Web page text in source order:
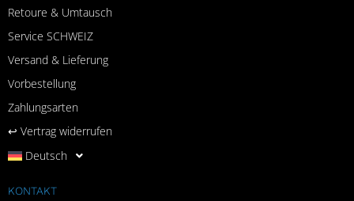
Retoure & Umtausch
Service SCHWEIZ
Versand & Lieferung
Vorbestellung
Zahlungsarten
↩︎ Vertrag widerrufen
Deutsch
KONTAKT